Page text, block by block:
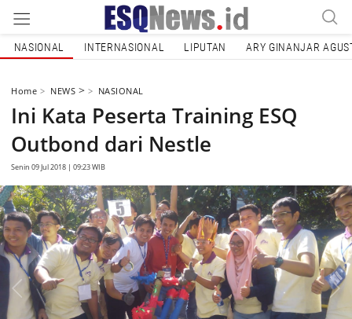
NASIONAL INTERNASIONAL LIPUTAN ARY GINANJAR
Home NEWS > NASIONAL
Ini Kata Peserta Training ESQ
Outbond dari Nestle
Senin 09 Jul 2018 | 09:23 WIB